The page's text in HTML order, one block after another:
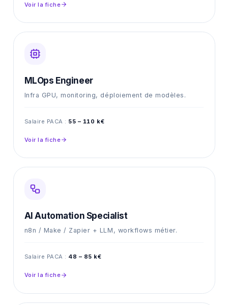
Voir la fiche
MLOps Engineer
Infra GPU, monitoring, déploiement de modèles.
Salaire PACA : 55 – 110 k€
Voir la fiche
AI Automation Specialist
n8n / Make / Zapier + LLM, workflows métier.
Salaire PACA : 48 – 85 k€
Voir la fiche